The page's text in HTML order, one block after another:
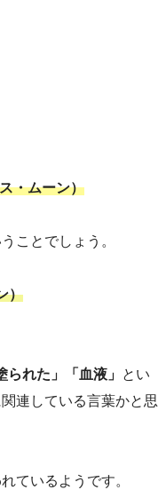
・ムーン）
ことでしょう。
）
られた」「血液」 とい
連している言葉かと思
ているようです。